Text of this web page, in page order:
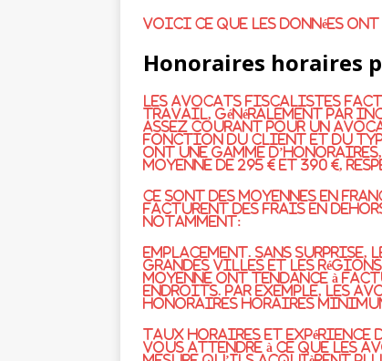
Voici ce que les données ont
Honoraires horaires
Les avocats fiscalistes
travail, généralement par
assez courant pour un
fonction du client et du
ont une gamme
moyenne de 295 € et 390 €,
Ce sont des moyennes en
facturent des frais en
notamment:
Emplacement. Sans
grandes villes et les régions
moyenne ont tendance à
endroits. Par exemple, les
honoraires horaires minimum
Taux horaires et expérience
vous attendre à ce que les